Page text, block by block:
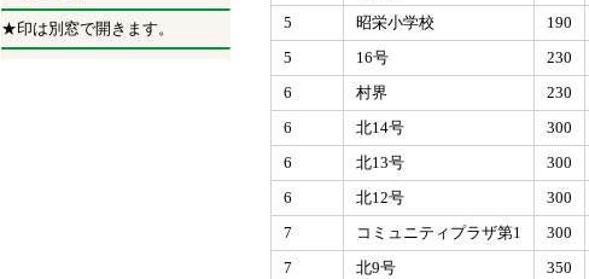
5
昭栄小学校 190
5
16号 230
6
村界 230
6
北14号 300
6
北13号 300
6
北12号 300
7
コミュニティプラザ第1 300
7
北9号 350
★印は別窓で開きます。